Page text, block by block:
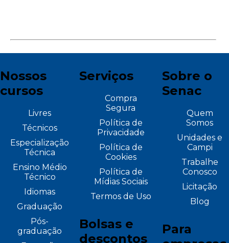
Nossos
cursos
Livres
Técnicos
Especialização
Técnica
Ensino Médio
Técnico
Idiomas
Graduação
Pós-
graduação
Serviços
Compra
Segura
Política de
Privacidade
Política de
Cookies
Política de
Mídias Sociais
Termos de Uso
Bolsas e
descontos
Sobre o
Senac
Quem
Somos
Unidades e
Campi
Trabalhe
Conosco
Licitação
Blog
Para